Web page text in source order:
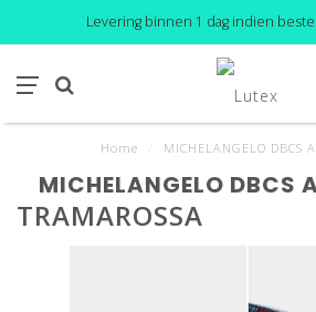
Levering binnen 1 dag indien
Home MICHELANGELO DBCS
MICHELANGELO DBCS
TRAMAROSSA